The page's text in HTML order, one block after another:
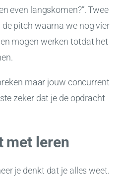
even langskomen?”. Twee
pitch waarna we nog vier
mogen werken totdat het
maar jouw concurrent
zeker dat je de opdracht
met leren
je denkt dat je alles weet.